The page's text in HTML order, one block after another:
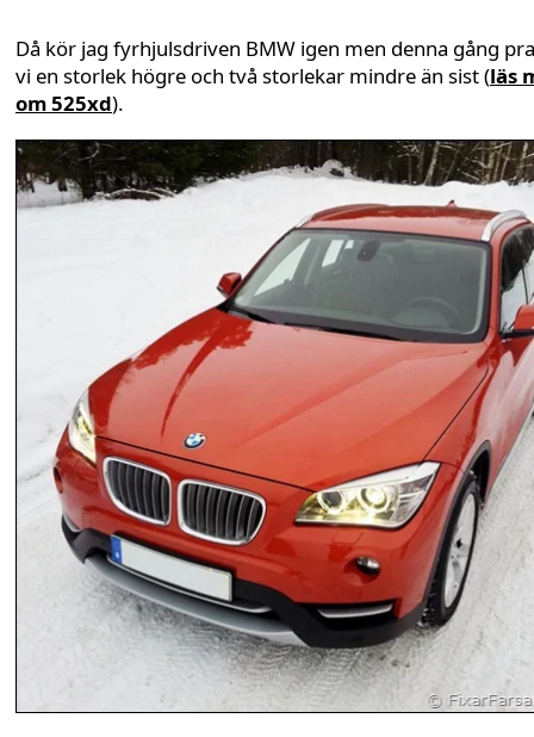
Då kör jag fyrhjulsdriven BMW igen men denna gång
vi en storlek högre och två storlekar mindre än sist (läs
om 525xd).